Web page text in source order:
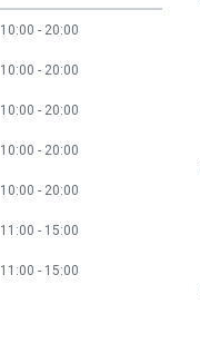
10:00 20:00
10:00 20:00
10:00 20:00
10:00 20:00
10:00 20:00
11:00 15:00
11:00 15:00